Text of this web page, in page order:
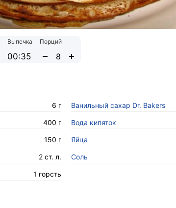
Выпечка
00:35
Порций
6 г Ванильный сахар Dr. Bakers
400 г Вода кипяток
150 г Яйца
2 ст. л. Соль
1 горсть